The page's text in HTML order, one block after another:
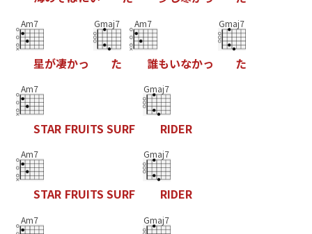
Am7
星が凄かっ
Gmaj7
た
Am7
誰もいなかっ
Gmaj7
た
Am7
STAR FRUITS SURF
Gmaj7
RIDER
Am7
STAR FRUITS SURF
Gmaj7
RIDER
Am7 Gmaj7